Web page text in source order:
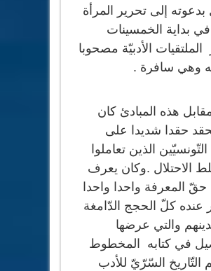
إلى تحرير المرأة
بداية الخمسينات
الأدبيّة مصحوبا
وهي سافرة .
هذه المبادئ كان
حقدا شديدا على
التّونسيّين الذين تعاملوا
الاحتلال .وكان يعرف
حقّ المعرفة واحدا واحدا
عنده كلّ الحجج الدّامغة
والتي عرضها
في كتابه المخطوط
التّاريخ السّرّيّ للأدب